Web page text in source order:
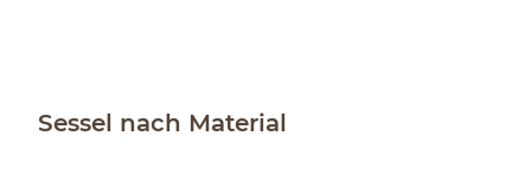
Sessel nach Material